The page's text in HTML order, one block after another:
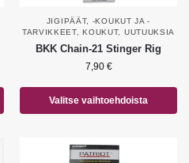
JIGIPÄÄT, -KOUKUT JA -
TARVIKKEET, KOUKUT, UUTUUKSIA
BKK Chain-21 Stinger Rig
7,90 €
Valitse vaihtoehdoista